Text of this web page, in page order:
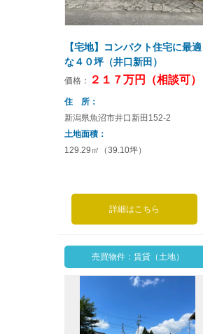
【宅地】コンパクト住宅に最適
な４０坪（井口新田）
価格： ２１７万円（相談可）
住 所
新潟県魚沼市井口新田152-2
土地面積
129.29㎡（39.10坪）
詳細はこちら
売買物件：賃貸（土地）